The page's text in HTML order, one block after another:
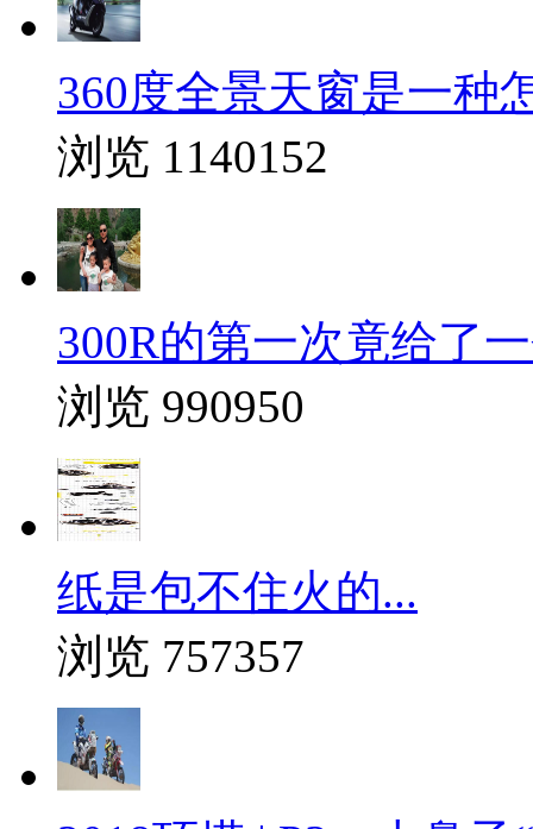
360度全景天窗是一种
浏览 1140152
300R的第一次竟给了
浏览 990950
纸是包不住火的...
浏览 757357